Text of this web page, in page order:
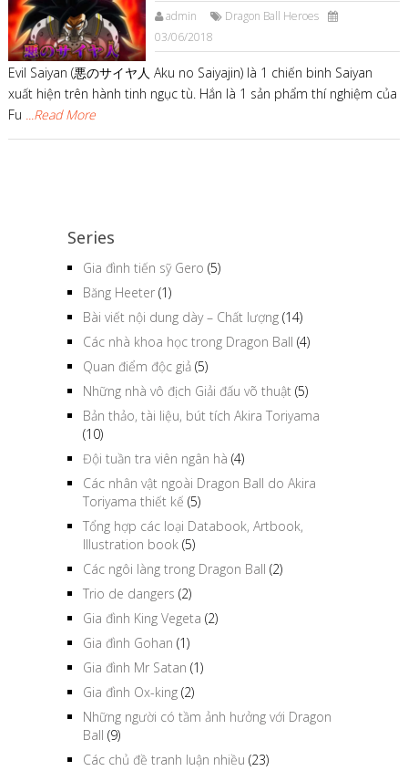
admin
Dragon Ball Heroes
03/06/2018
Evil Saiyan (悪のサイヤ人 Aku no Saiyajin) là 1 chiến binh Saiyan
xuất hiện trên hành tinh ngục tù. Hắn là 1 sản phẩm thí nghiệm của
Fu ...Read More
Series
Gia đình tiến sỹ Gero (5)
Băng Heeter (1)
Bài viết nội dung dày – Chất lượng (14)
Các nhà khoa học trong Dragon Ball (4)
Quan điểm độc giả (5)
Những nhà vô địch Giải đấu võ thuật (5)
Bản thảo, tài liệu, bút tích Akira Toriyama
(10)
Đội tuần tra viên ngân hà (4)
Các nhân vật ngoài Dragon Ball do Akira
Toriyama thiết kế (5)
Tổng hợp các loại Databook, Artbook,
Illustration book (5)
Các ngôi làng trong Dragon Ball (2)
Trio de dangers (2)
Gia đình King Vegeta (2)
Gia đình Gohan (1)
Gia đình Mr Satan (1)
Gia đình Ox-king (2)
Những người có tầm ảnh hưởng với Dragon
Ball (9)
Các chủ đề tranh luận nhiều (23)